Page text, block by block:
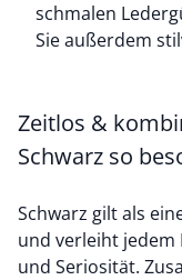
schmalen
Sie außerdem
Zeitlos &
Schwarz so
Schwarz gilt als
und verleiht jedem
und Seriosität.